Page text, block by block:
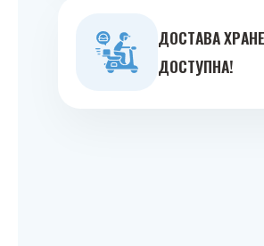
ДOСТAВA ХРAНE
ДOСТУПНA!